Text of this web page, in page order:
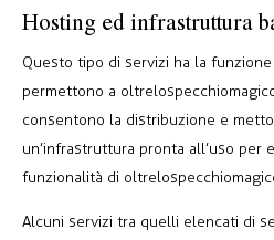
Hosting ed infrastruttura
Questo tipo di servizi ha la
permettono a
consentono la distribuzione e
un’infrastruttura pronta all’uso per
funzionalità di
Alcuni servizi tra quelli elencati di